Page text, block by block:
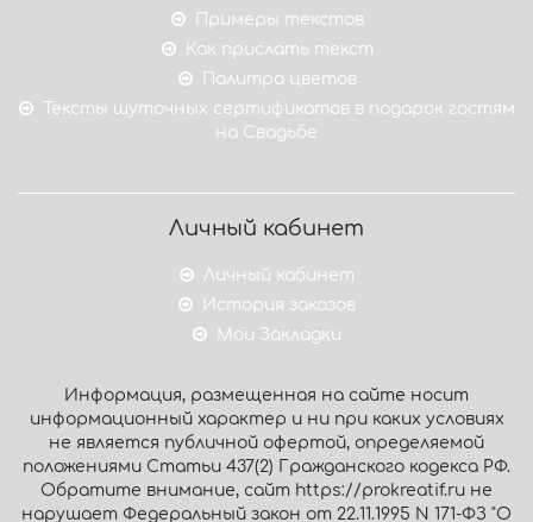
Примеры текстов
Как прислать текст
Палитра цветов
Тексты шуточных сертификатов в подарок гостям
на Свадьбе
Личный кабинет
Личный кабинет
История заказов
Мои Закладки
Информация, размещенная на сайте носит
информационный характер и ни при каких условиях
не является публичной офертой, определяемой
положениями Статьи 437(2) Гражданского кодекса РФ.
Обратите внимание, сайт https://prokreatif.ru не
нарушает Федеральный закон от 22.11.1995 N 171-ФЗ "О